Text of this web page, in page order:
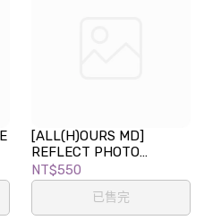
[ALL(H)OURS MD]
REFLECT PHOTO
SLOGAN
NT$550
已售完